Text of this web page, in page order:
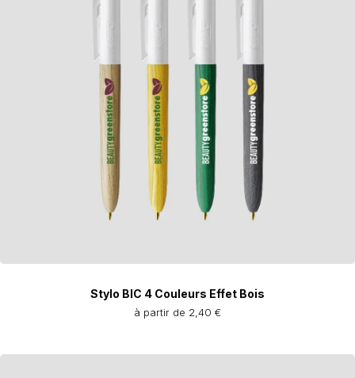
Stylo BIC 4 Couleurs Effet Bois
à partir de 2,40 €